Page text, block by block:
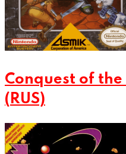
Conquest of
(RUS)